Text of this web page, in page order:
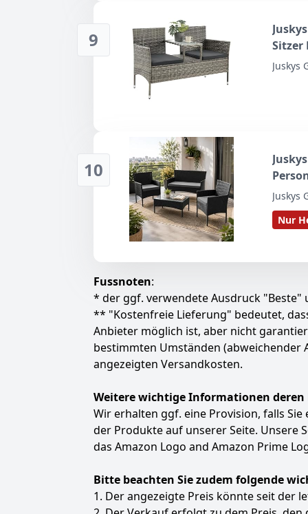
9
Sitzer
Juskys
10
Juskys
Nur
Fussnoten:
* der ggf. verwendete Ausdruck "Beste"
** "Kostenfreie Lieferung" bedeutet,
Anbieter möglich ist, aber nicht
bestimmten Umständen (abweichender
angezeigten Versandkosten.
Weitere wichtige Informationen
Wir erhalten ggf. eine Provision, falls
der Produkte auf unserer Seite. Unsere
das Amazon Logo and Amazon Prime
Bitte beachten Sie zudem folgende
1. Der angezeigte Preis könnte seit der